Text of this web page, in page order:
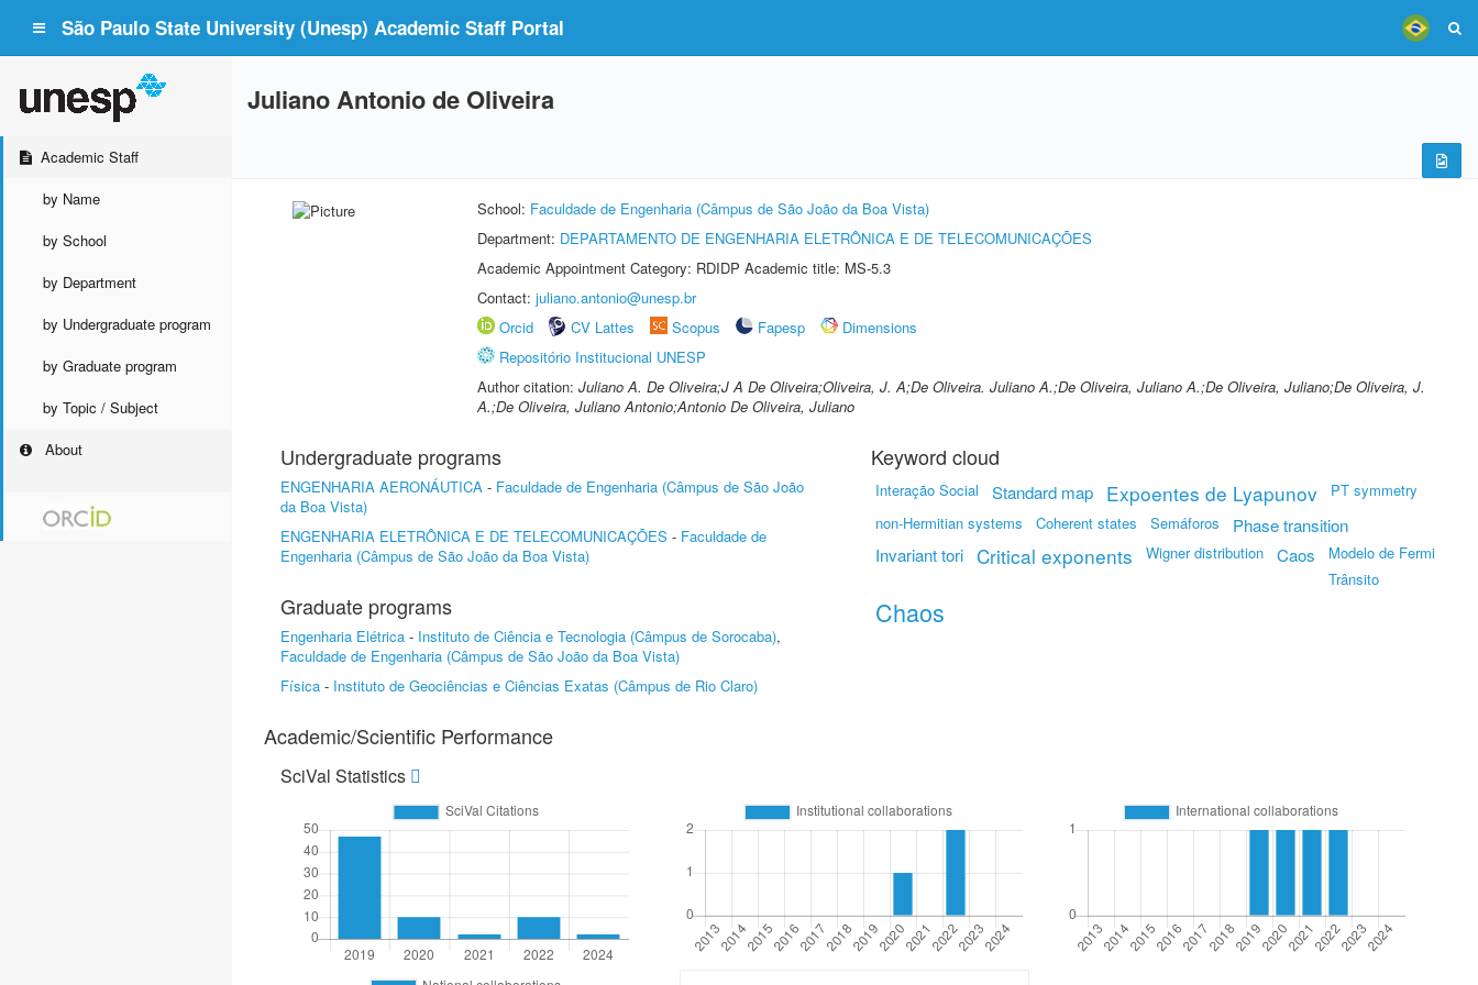
São Paulo State University (Unesp) Academic Staff Portal
Academic Staff
by Name
by School
by Department
by Undergraduate program
by Graduate program
by Topic / Subject
About
Juliano Antonio de Oliveira
School: Faculdade de Engenharia (Câmpus de São João da Boa Vista)
Department: DEPARTAMENTO DE ENGENHARIA ELETRÔNICA E DE TELECOMUNICAÇÕES
Academic Appointment Category: RDIDP Academic title: MS-5.3
Contact: juliano.antonio@unesp.br
Orcid
CV Lattes Scopus Fapesp
Dimensions
Repositório Institucional UNESP
Author citation: Juliano A. De Oliveira;J A De Oliveira;Oliveira, J. A;De Oliveira. Juliano A.;De Oliveira, Juliano A.;De Oliveira, Juliano;De Oliveira, J.
A.;De Oliveira, Juliano Antonio;Antonio De Oliveira, Juliano
Undergraduate programs
ENGENHARIA AERONÁUTICA - Faculdade de Engenharia (Câmpus de São João
da Boa Vista)
ENGENHARIA ELETRÔNICA E DE TELECOMUNICAÇÕES - Faculdade de
Engenharia (Câmpus de São João da Boa Vista)
Graduate programs
Engenharia Elétrica - Instituto de Ciência e Tecnologia (Câmpus de Sorocaba),
Faculdade de Engenharia (Câmpus de São João da Boa Vista)
Física - Instituto de Geociências e Ciências Exatas (Câmpus de Rio Claro)
Keyword cloud
Interação Social Standard map Expoentes de Lyapunov
PT symmetry
non-Hermitian systems
Coherent states Semáforos
Phase transition
Invariant tori Critical exponents Wigner distribution Caos
Modelo de Fermi
Trânsito
Chaos
Academic/Scientific Performance
SciVal Statistics